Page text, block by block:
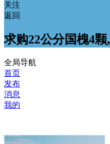
关注
返回
求购22公分国槐4颗,
全局导航
首页
发布
消息
我的